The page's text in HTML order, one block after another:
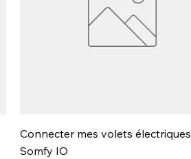
Connecter mes volets électriques
Somfy IO